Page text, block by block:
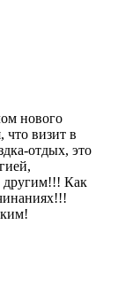
нового
что визит в
отдых, это
другим!!! Как